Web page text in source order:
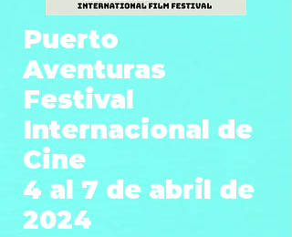
Puerto
Aventuras
Festival
Internacional de
Cine
4 al 7 de abril de
2024